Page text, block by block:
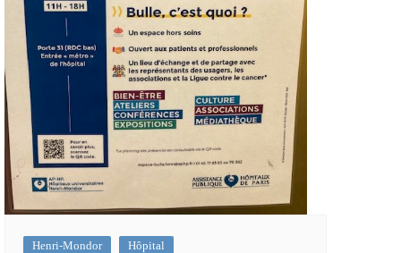
Henri-Mondor Hôpital